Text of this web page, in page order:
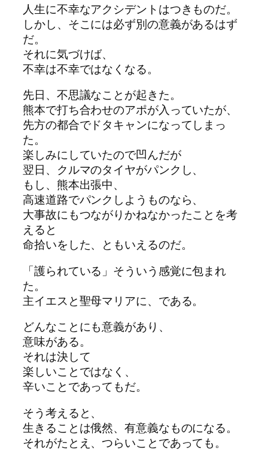
人生に不幸なアクシデントはつきものだ。
しかし、そこには必ず別の意義があるはず
だ。
それに気づけば、
不幸は不幸ではなくなる。
先日、不思議なことが起きた。
熊本で打ち合わせのアポが入っていたが、
先方の都合でドタキャンになってしまっ
た。
楽しみにしていたので凹んだが
翌日、クルマのタイヤがパンクし、
もし、熊本出張中、
高速道路でパンクしようものなら、
大事故にもつながりかねなかったことを考
えると
命拾いをした、ともいえるのだ。
「護られている」そういう感覚に包まれ
た。
主イエスと聖母マリアに、である。
どんなことにも意義があり、
意味がある。
それは決して
楽しいことではなく、
辛いことであってもだ。
そう考えると、
生きることは俄然、有意義なものになる。
それがたとえ、つらいことであっても。